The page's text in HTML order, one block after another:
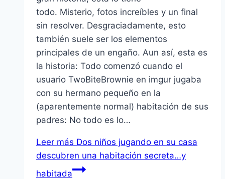
todo. Misterio, fotos increíbles y un final
sin resolver. Desgraciadamente, esto
también suele ser los elementos
principales de un engaño. Aun así, esta es
la historia: Todo comenzó cuando el
usuario TwoBiteBrownie en imgur jugaba
con su hermano pequeño en la
(aparentemente normal) habitación de sus
padres: No todo es lo…
Leer más Dos niños jugando en su casa
descubren una habitación secreta…y
habitada